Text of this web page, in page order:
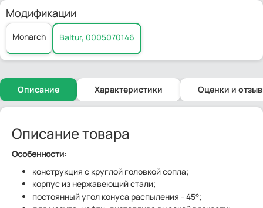
Модификации
Monarch Baltur, 0005070146
Описание Характеристики Оценки и
Описание товара
Особенности:
конструкция с круглой головкой сопла;
корпус из нержавеющий стали;
постоянный угол конуса распыления - 45°;